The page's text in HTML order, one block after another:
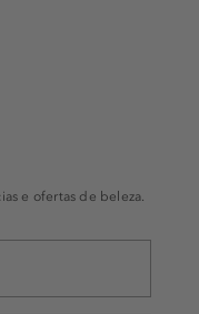
e ofertas de beleza.